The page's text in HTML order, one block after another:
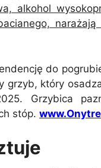
alkohol
do
grzyb, który
Grzybica
stóp.